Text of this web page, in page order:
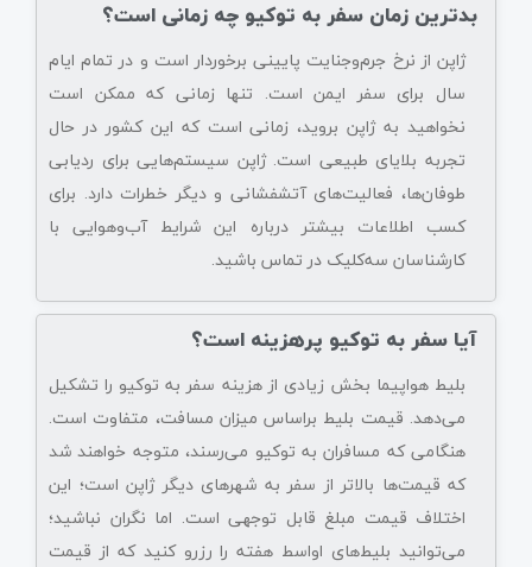
بدترین زمان سفر به توکیو چه زمانی است؟
ژاپن از نرخ جرم‌و‌جنایت پایینی برخوردار است و در تمام ایام
سال برای سفر ایمن است. تنها زمانی که ممکن است
نخواهید به ژاپن بروید، زمانی است که این کشور در حال
تجربه بلایای طبیعی است. ژاپن سیستم‌هایی برای ردیابی
طوفان‌ها، فعالیت‌های آتشفشانی و دیگر خطرات دارد. برای
کسب اطلاعات بیشتر درباره این شرایط آب‌وهوایی با
کارشناسان سه‌کلیک در تماس باشید.
آیا سفر به توکیو پرهزینه است؟
بلیط هواپیما بخش زیادی از هزینه سفر به توکیو را تشکیل
می‌دهد. قیمت بلیط براساس میزان مسافت، متفاوت است.
هنگامی که مسافران به توکیو می‌رسند، متوجه خواهند شد
که قیمت‌ها بالاتر از سفر به شهرهای دیگر ژاپن است؛ این
اختلاف قیمت مبلغ قابل توجهی است. اما نگران نباشید؛
می‌توانید بلیط‌های اواسط هفته را رزرو کنید که از قیمت